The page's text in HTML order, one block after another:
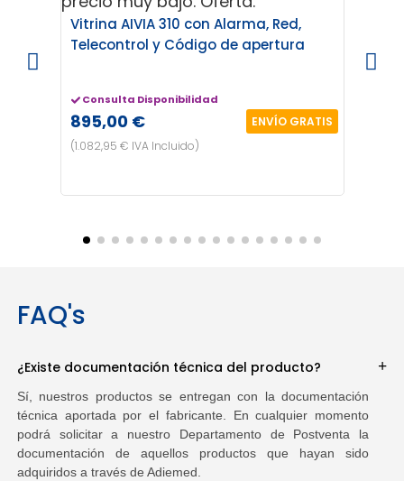
Vitrina AIVIA 310 con Alarma, Red,
Telecontrol y Código de apertura
Consulta Disponibilidad
895,00 €
ENVÍO GRATIS
(1.082,95 € IVA Incluido)
FAQ's
¿Existe documentación técnica del producto?
Sí, nuestros productos se entregan con la documentación
técnica aportada por el fabricante. En cualquier momento
podrá solicitar a nuestro Departamento de Postventa la
documentación de aquellos productos que hayan sido
adquiridos a través de Adiemed.